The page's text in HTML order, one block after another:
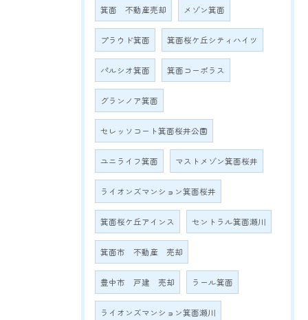
箕面 不動産売却 メゾン箕面
プラウド箕面 箕面桜ケ丘シティハイツ
パルシオ箕面 箕面コーポラス
グランノア箕面
セレッソコート箕面桜井公園
ユニライフ箕面 マストメゾン箕面桜井
ライオンズマンション箕面桜井
箕面桜ケ丘アインス セントラル箕面瀬川
箕面市 不動産 売却
豊中市 戸建 売却 ラール箕面
ライオンズマンション箕面瀬川